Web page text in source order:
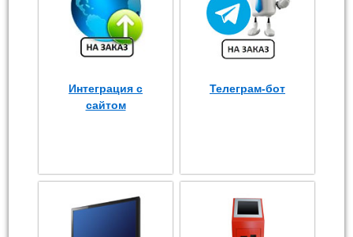
Интеграция с
сайтом
Телеграм-бот